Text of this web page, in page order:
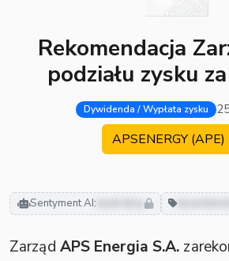
Rekomendacja
podziału zysku
Dywidenda / Wypłata zysku
APSENERGY (APE)
Sentyment AI: neutralny
Zarząd APS Energia S.A.